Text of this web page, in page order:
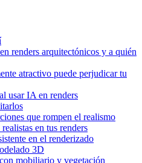
renders arquitectónicos y a quién
atractivo puede perjudicar tu
usar IA en renders
que rompen el realismo
en tus renders
en el renderizado
3D
mobiliario y vegetación